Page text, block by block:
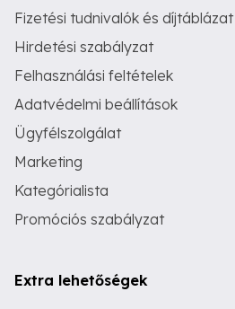
Fizetési tudnivalók és díjtáblázat
Hirdetési szabályzat
Felhasználási feltételek
Adatvédelmi beállítások
Ügyfélszolgálat
Marketing
Kategórialista
Promóciós szabályzat
Extra lehetőségek